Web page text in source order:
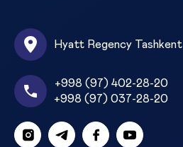
Hyatt Regency Tashkent
+998 (97) 402-28-20
+998 (97) 037-28-20